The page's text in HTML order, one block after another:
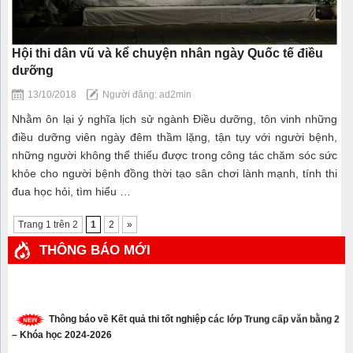
Hội thi dân vũ và kể chuyện nhân ngày Quốc tế điều
dưỡng
13/10/2018 Người đăng: ad2min
Nhằm ôn lại ý nghĩa lịch sử ngành Điều dưỡng, tôn vinh những
điều dưỡng viên ngày đêm thầm lặng, tận tụy với người bệnh,
những người không thể thiếu được trong công tác chăm sóc sức
khỏe cho người bệnh đồng thời tạo sân chơi lành mạnh, tính thi
đua học hỏi, tìm hiểu …
Trang 1 trên 2 1 2 »
THÔNG BÁO MỚI
– Khóa học 2024-2026